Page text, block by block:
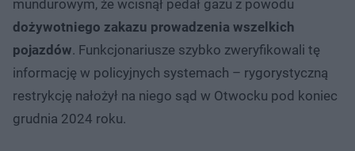
mundurowym, że wcisnął pedał gazu z powodu
dożywotniego zakazu prowadzenia wszelkich
pojazdów. Funkcjonariusze szybko zweryfikowali tę
informację w policyjnych systemach – rygorystyczną
restrykcję nałożył na niego sąd w Otwocku pod koniec
grudnia 2024 roku.